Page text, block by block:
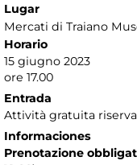
Lugar
Mercati di Traiano
Horario
15 giugno 2023
ore 17.00
Entrada
Attività gratuita
Informaciones
Prenotazione